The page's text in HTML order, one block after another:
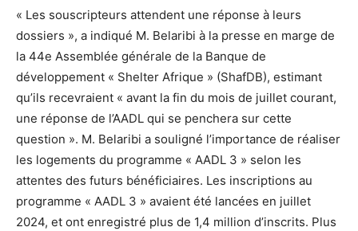
« Les souscripteurs attendent une réponse à leurs
dossiers », a indiqué M. Belaribi à la presse en marge de
la 44e Assemblée générale de la Banque de
développement « Shelter Afrique » (ShafDB), estimant
qu’ils recevraient « avant la fin du mois de juillet courant,
une réponse de l’AADL qui se penchera sur cette
question ». M. Belaribi a souligné l’importance de réaliser
les logements du programme « AADL 3 » selon les
attentes des futurs bénéficiaires. Les inscriptions au
programme « AADL 3 » avaient été lancées en juillet
2024, et ont enregistré plus de 1,4 million d’inscrits. Plus